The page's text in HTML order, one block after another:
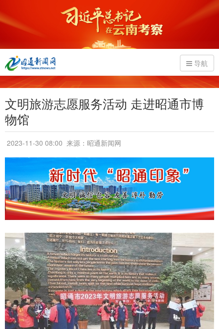
导航
文明旅游志愿服务活动 走进昭通市博
物馆
2023-11-30 08:00 来源：昭通新闻网